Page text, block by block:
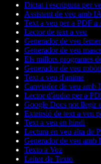
Dictat i escriptura per
Assistent de veu amb
Text a veu per a PDF a
Lector de text a veu
Generador de veu
Generador de veu
Els millors programes
Generador de veu
Text a veu d'anime
Canviador de veu amb
Lector d'àudio per a
Google Docs pot llegir
Extensió de text a veu
Text a veu en hindi
Lectura en veu alta de
Generador de veu amb
Texto a Voz
Leitor de Texto